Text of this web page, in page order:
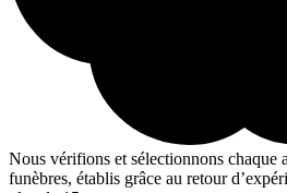
Nous vérifions et sélectionnons chaque
funèbres, établis grâce au retour